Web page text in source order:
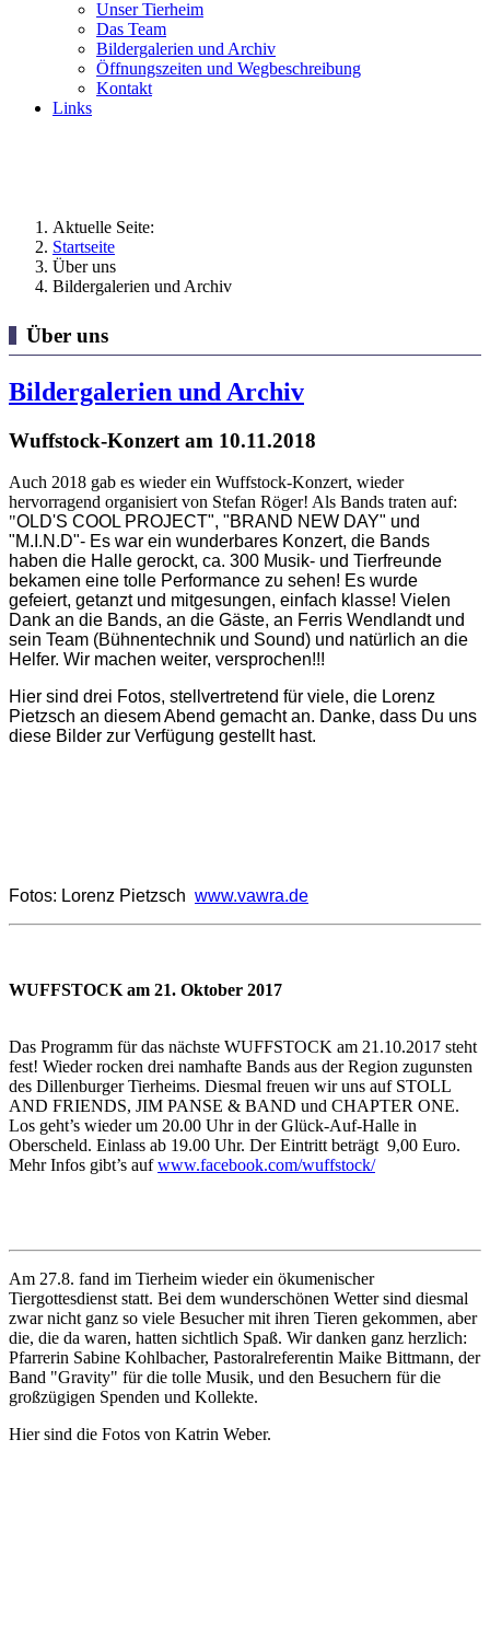
Unser Tierheim
Das Team
Bildergalerien und Archiv
Öffnungszeiten und Wegbeschreibung
Kontakt
Links
Aktuelle Seite:
Startseite
Über uns
Bildergalerien und Archiv
Über uns
Bildergalerien und Archiv
Wuffstock-Konzert am 10.11.2018
Auch 2018 gab es wieder ein Wuffstock-Konzert, wieder
hervorragend organisiert von Stefan Röger! Als Bands traten auf:
"OLD'S COOL PROJECT", "BRAND NEW DAY" und
"M.I.N.D"- Es war ein wunderbares Konzert, die Bands
haben die Halle gerockt, ca. 300 Musik- und Tierfreunde
bekamen eine tolle Performance zu sehen! Es wurde
gefeiert, getanzt und mitgesungen, einfach klasse! Vielen
Dank an die Bands, an die Gäste, an Ferris Wendlandt und
sein Team (Bühnentechnik und Sound) und natürlich an die
Helfer. Wir machen weiter, versprochen!!!
Hier sind drei Fotos, stellvertretend für viele, die Lorenz
Pietzsch an diesem Abend gemacht an. Danke, dass Du uns
diese Bilder zur Verfügung gestellt hast.
Fotos: Lorenz Pietzsch www.vawra.de
WUFFSTOCK am 21. Oktober 2017
Das Programm für das nächste WUFFSTOCK am 21.10.2017 steht
fest! Wieder rocken drei namhafte Bands aus der Region zugunsten
des Dillenburger Tierheims. Diesmal freuen wir uns auf STOLL
AND FRIENDS, JIM PANSE & BAND und CHAPTER ONE.
Los geht’s wieder um 20.00 Uhr in der Glück-Auf-Halle in
Oberscheld. Einlass ab 19.00 Uhr. Der Eintritt beträgt 9,00 Euro.
Mehr Infos gibt’s aufwww.facebook.com/wuffstock/
Am 27.8. fand im Tierheim wieder ein ökumenischer
Tiergottesdienst statt. Bei dem wunderschönen Wetter sind diesmal
zwar nicht ganz so viele Besucher mit ihren Tieren gekommen, aber
die, die da waren, hatten sichtlich Spaß. Wir danken ganz herzlich:
Pfarrerin Sabine Kohlbacher, Pastoralreferentin Maike Bittmann, der
Band "Gravity" für die tolle Musik, und den Besuchern für die
großzügigen Spenden und Kollekte.
Hier sind die Fotos von Katrin Weber.